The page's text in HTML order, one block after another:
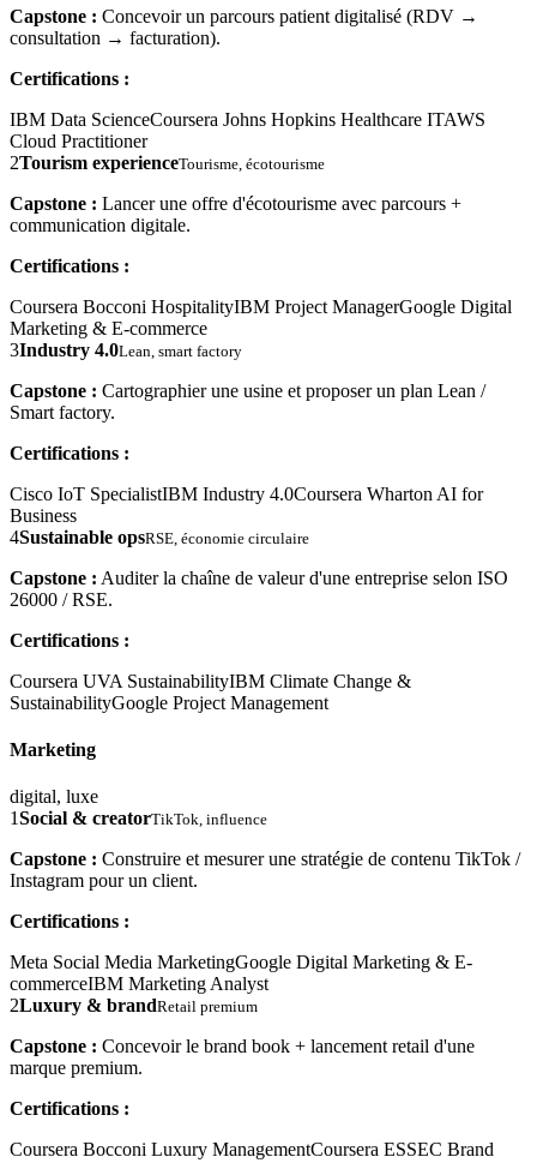
Capstone : Concevoir un parcours patient digitalisé (RDV →
consultation → facturation).
Certifications :
IBM Data ScienceCoursera Johns Hopkins Healthcare ITAWS
Cloud Practitioner
2Tourism experienceTourisme, écotourisme
Capstone : Lancer une offre d'écotourisme avec parcours +
communication digitale.
Certifications :
Coursera Bocconi HospitalityIBM Project ManagerGoogle Digital
Marketing & E-commerce
3Industry 4.0Lean, smart factory
Capstone : Cartographier une usine et proposer un plan Lean /
Smart factory.
Certifications :
Cisco IoT SpecialistIBM Industry 4.0Coursera Wharton AI for
Business
4Sustainable opsRSE, économie circulaire
Capstone : Auditer la chaîne de valeur d'une entreprise selon ISO
26000 / RSE.
Certifications :
Coursera UVA SustainabilityIBM Climate Change &
SustainabilityGoogle Project Management
Marketing
digital, luxe
1Social & creatorTikTok, influence
Capstone : Construire et mesurer une stratégie de contenu TikTok /
Instagram pour un client.
Certifications :
Meta Social Media MarketingGoogle Digital Marketing & E-
commerceIBM Marketing Analyst
2Luxury & brandRetail premium
Capstone : Concevoir le brand book + lancement retail d'une
marque premium.
Certifications :
Coursera Bocconi Luxury ManagementCoursera ESSEC Brand